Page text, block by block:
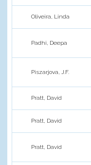
Oliveira, Linda
Padhi, Deepa
Piszarjova, J.F.
Pratt, David
Pratt, David
Pratt, David